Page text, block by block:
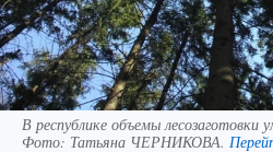
В республике объемы
Фото: Татьяна ЧЕРНИКОВА.